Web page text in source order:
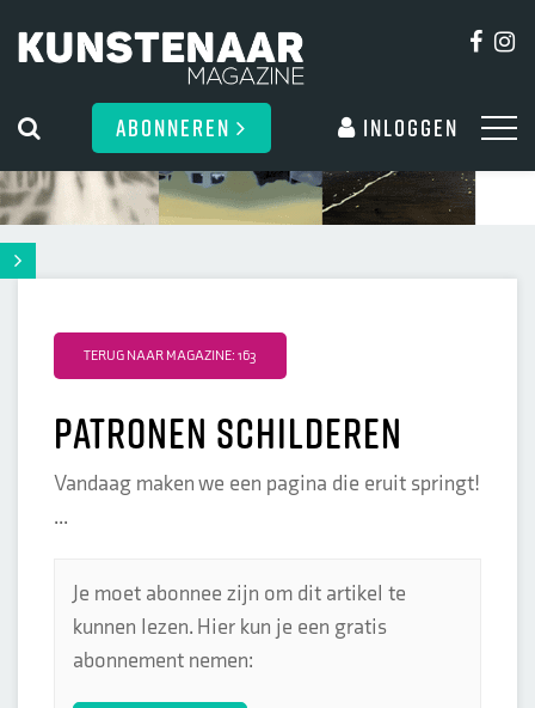
ABONNEREN Inloggen
TERUG NAAR MAGAZINE: 163
patronen schilderen
Vandaag maken we een pagina die eruit springt!
...
Je moet abonnee zijn om dit artikel te
kunnen lezen. Hier kun je een gratis
abonnement nemen: